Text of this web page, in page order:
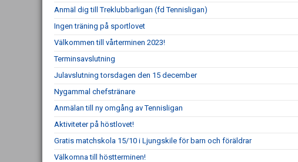
Anmäl dig till Treklubbarligan (fd Tennisligan)
Ingen träning på sportlovet
Välkommen till vårterminen 2023!
Terminsavslutning
Julavslutning torsdagen den 15 december
Nygammal chefstränare
Anmälan till ny omgång av Tennisligan
Aktiviteter på höstlovet!
Gratis matchskola 15/10 i Ljungskile för barn och föräldrar
Välkomna till höstterminen!